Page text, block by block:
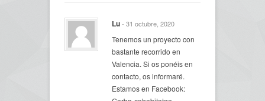
Lu- 31 octubre, 2020
Tenemos un proyecto con
bastante recorrido en
Valencia. Si os ponéis en
contacto, os informaré.
Estamos en Facebook: